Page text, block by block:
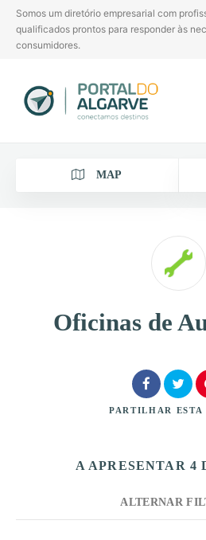
Somos um diretório empresarial com
qualificados prontos para responder às
consumidores.
MAP
Localização
Procurar
Oficinas de
PARTILHAR ESTA
A APRESENTAR 4
ALTERNAR